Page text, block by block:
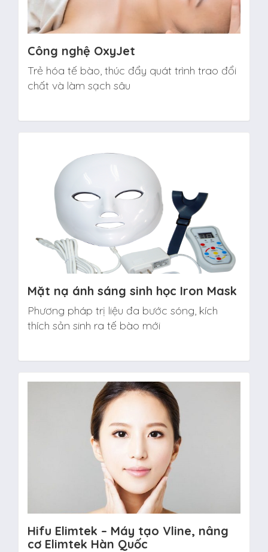
Công nghệ OxyJet
Trẻ hóa tế bào, thúc đẩy quát trình trao đổi
chất và làm sạch sâu
Mặt nạ ánh sáng sinh học Iron Mask
Phương pháp trị liệu đa bước sóng, kích
thích sản sinh ra tế bào mới
Hifu Elimtek – Máy tạo Vline, nâng
cơ Elimtek Hàn Quốc